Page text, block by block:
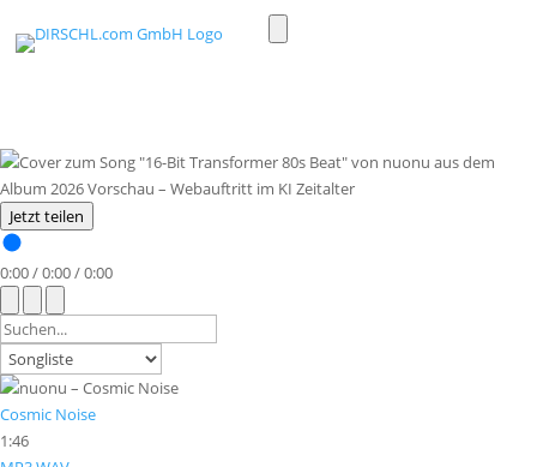
light/dark
Jetzt teilen
0:00/0:00/0:00
Cosmic Noise
1:46